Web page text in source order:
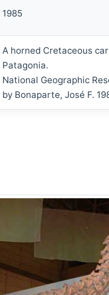
1985
A horned Cretaceous
Patagonia.
National Geographic
by Bonaparte, José F.